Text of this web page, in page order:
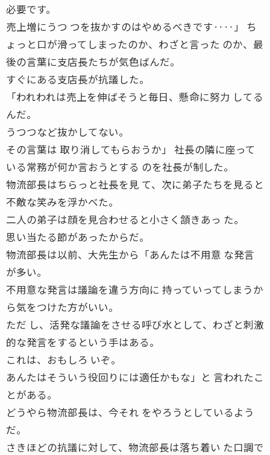
必要です。
売上増にうつ つを抜かすのはやめるべきです‥‥」 ち
ょっと口が滑ってしまったのか、わざと言った のか、最
後の言葉に支店長たちが気色ばんだ。
すぐにある支店長が抗議した。
「われわれは売上を伸ばそうと毎日、懸命に努力 してる
んだ。
うつつなど抜かしてない。
その言葉は 取り消してもらおうか」 社長の隣に座って
いる常務が何か言おうとする のを社長が制した。
物流部長はちらっと社長を見 て、次に弟子たちを見ると
不敵な笑みを浮かべた。
二人の弟子は顔を見合わせると小さく頷きあっ た。
思い当たる節があったからだ。
物流部長は以前、大先生から「あんたは不用意 な発言
が多い。
不用意な発言は議論を違う方向に 持っていってしまうか
ら気をつけた方がいい。
ただ し、活発な議論をさせる呼び水として、わざと刺激
的な発言をするという手はある。
これは、おもしろ いぞ。
あんたはそういう役回りには適任かもな」と 言われたこ
とがある。
どうやら物流部長は、今それ をやろうとしているよう
だ。
さきほどの抗議に対して、物流部長は落ち着い た口調で